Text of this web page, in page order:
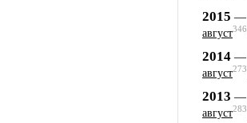
2015 —
август346
2014 —
август273
2013 —
август283